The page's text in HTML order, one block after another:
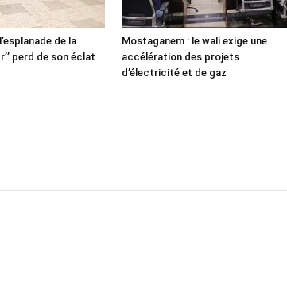
de la
perd de son éclat
Mostaganem : le wali exige une
accélération des projets
d’électricité et de gaz